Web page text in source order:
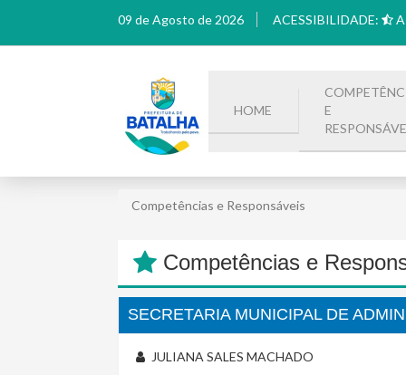
09 de Agosto de 2026 ACESSIBILIDADE:
HOME
E
Competências e Responsáveis
Competências e
SECRETARIA MUNICIPAL DE
JULIANA SALES MACHADO